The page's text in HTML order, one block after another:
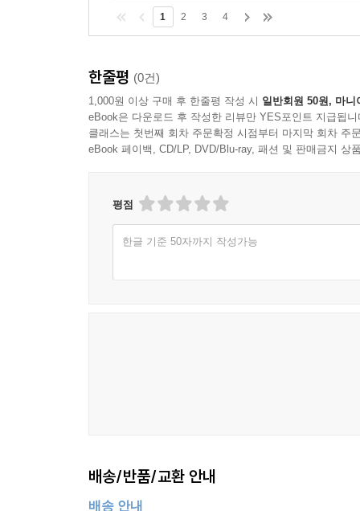
1 2 3 4
한줄평 (0건)
1,000원 이상 구매 후 한줄평 작성 시 일반회원 50원, 마니
eBook은 다운로드 후 작성한 리뷰만 YES포인트 지급됩니
클래스는 첫번째 회차 주문확정 시점부터 마지막 회차 주
eBook 페이백, CD/LP, DVD/Blu-ray, 패션 및 판매금지 상
평점
한글 기준 50자까지 작성가능
배송/반품/교환 안내
배송 안내